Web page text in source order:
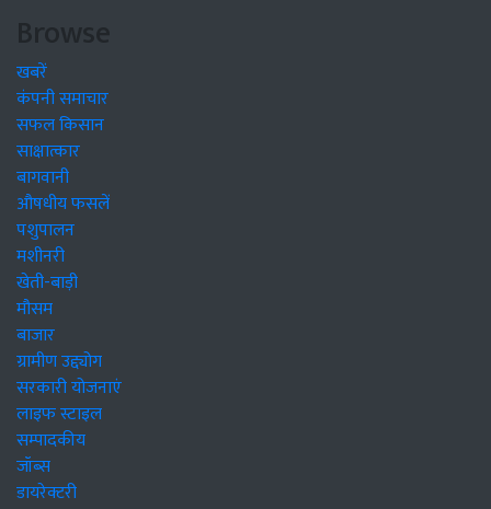
Browse
खबरें
कंपनी समाचार
सफल किसान
साक्षात्कार
बागवानी
औषधीय फसलें
पशुपालन
मशीनरी
खेती-बाड़ी
मौसम
बाजार
ग्रामीण उद्द्योग
सरकारी योजनाएं
लाइफ स्टाइल
सम्पादकीय
जॉब्स
डायरेक्टरी